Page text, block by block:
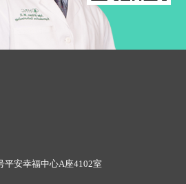
平安幸福中心A座4102室